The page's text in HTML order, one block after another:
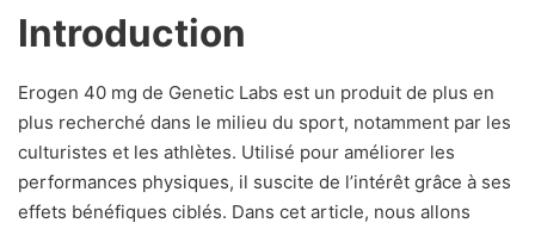
Introduction
Erogen 40 mg de Genetic Labs est un produit de plus en
plus recherché dans le milieu du sport, notamment par les
culturistes et les athlètes. Utilisé pour améliorer les
performances physiques, il suscite de l’intérêt grâce à ses
effets bénéfiques ciblés. Dans cet article, nous allons